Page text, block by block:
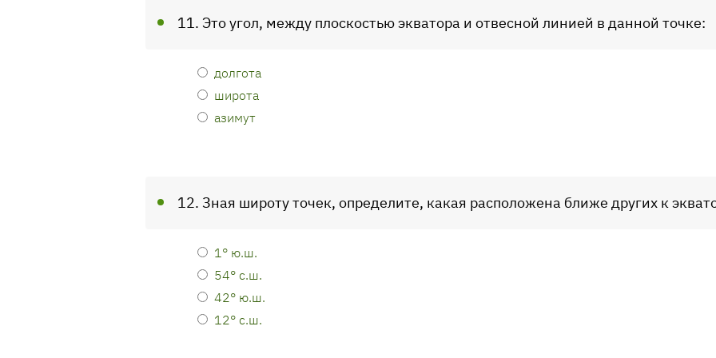
11. Это угол, между плоскостью экватора и отвесной линией в данной точке:
долгота
широта
азимут
12. Зная широту точек, определите, какая расположена ближе других к
1° ю.ш.
54° с.ш.
42° ю.ш.
12° с.ш.